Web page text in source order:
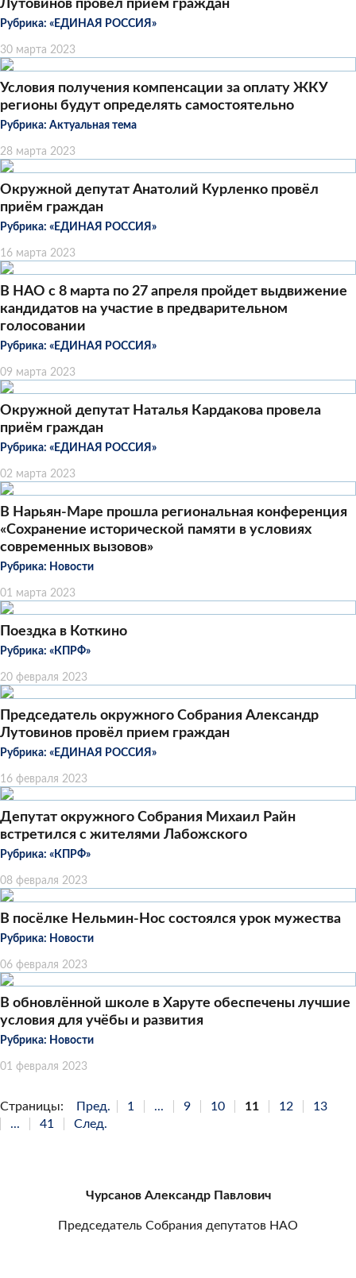
Лутовинов провёл прием граждан
Рубрика: «ЕДИНАЯ РОССИЯ»
30 марта 2023
Условия получения компенсации за оплату ЖКУ
регионы будут определять самостоятельно
Рубрика: Актуальная тема
28 марта 2023
Окружной депутат Анатолий Курленко провёл
приём граждан
Рубрика: «ЕДИНАЯ РОССИЯ»
16 марта 2023
В НАО с 8 марта по 27 апреля пройдет выдвижение
кандидатов на участие в предварительном
голосовании
Рубрика: «ЕДИНАЯ РОССИЯ»
09 марта 2023
Окружной депутат Наталья Кардакова провела
приём граждан
Рубрика: «ЕДИНАЯ РОССИЯ»
02 марта 2023
В Нарьян-Маре прошла региональная конференция
«Сохранение исторической памяти в условиях
современных вызовов»
Рубрика: Новости
01 марта 2023
Поездка в Коткино
Рубрика: «КПРФ»
20 февраля 2023
Председатель окружного Собрания Александр
Лутовинов провёл прием граждан
Рубрика: «ЕДИНАЯ РОССИЯ»
16 февраля 2023
Депутат окружного Собрания Михаил Райн
встретился с жителями Лабожского
Рубрика: «КПРФ»
08 февраля 2023
В посёлке Нельмин-Нос состоялся урок мужества
Рубрика: Новости
06 февраля 2023
В обновлённой школе в Харуте обеспечены лучшие
условия для учёбы и развития
Рубрика: Новости
01 февраля 2023
Страницы: Пред. 1 ... 9 10 11 12
13
...
41 След.
Чурсанов Александр Павлович
Председатель Собрания депутатов НАО